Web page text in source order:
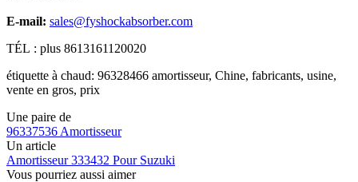
E-mail: sales@fyshockabsorber.com
TÉL : plus 8613161120020
étiquette à chaud: 96328466 amortisseur, Chine, fabricants, usine,
vente en gros, prix
Une paire de
96337536 Amortisseur
Un article
Amortisseur 333432 Pour Suzuki
Vous pourriez aussi aimer